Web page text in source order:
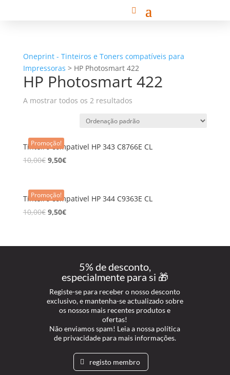
Oneprint - Tinteiros e Toners compatíveis para
Impressoras > HP Photosmart 422
HP Photosmart 422
A mostrar todos os 2 resultados
Promoção!
Tinteiro compativel HP 343 C8766E CL
10,00€ 9,50€
Promoção!
Tinteiro compativel HP 344 C9363E CL
10,00€ 9,50€
5% de desconto,
especialmente para si 🎁
Registe-se para receber o nosso desconto
exclusivo, e mantenha-se actualizado sobre
os nossos mais recentes produtos e
ofertas!
Não enviamos spam! Leia a nossa política
de privacidade para mais informações.
registo membro